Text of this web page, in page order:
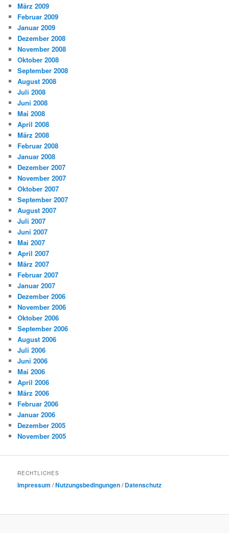
März 2009
Februar 2009
Januar 2009
Dezember 2008
November 2008
Oktober 2008
September 2008
August 2008
Juli 2008
Juni 2008
Mai 2008
April 2008
März 2008
Februar 2008
Januar 2008
Dezember 2007
November 2007
Oktober 2007
September 2007
August 2007
Juli 2007
Juni 2007
Mai 2007
April 2007
März 2007
Februar 2007
Januar 2007
Dezember 2006
November 2006
Oktober 2006
September 2006
August 2006
Juli 2006
Juni 2006
Mai 2006
April 2006
März 2006
Februar 2006
Januar 2006
Dezember 2005
November 2005
RECHTLICHES
Impressum /Nutzungsbedingungen/Datenschutz